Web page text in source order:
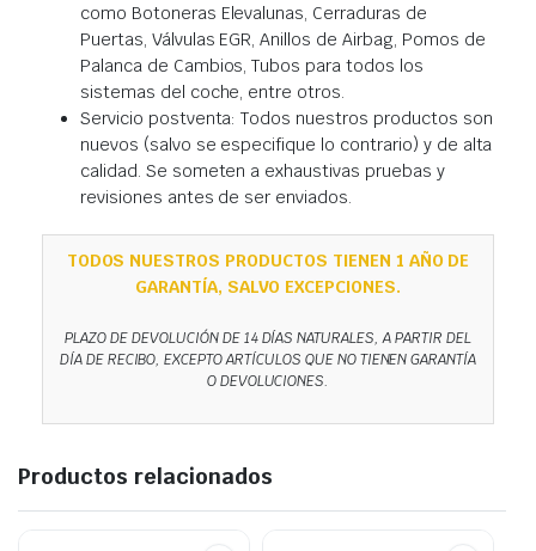
como Botoneras Elevalunas, Cerraduras de
Puertas, Válvulas EGR, Anillos de Airbag, Pomos de
Palanca de Cambios, Tubos para todos los
sistemas del coche, entre otros.
Servicio postventa: Todos nuestros productos son
nuevos (salvo se especifique lo contrario) y de alta
calidad. Se someten a exhaustivas pruebas y
revisiones antes de ser enviados.
TODOS NUESTROS PRODUCTOS TIENEN 1 AÑO DE
GARANTÍA, SALVO EXCEPCIONES.
PLAZO DE DEVOLUCIÓN DE 14 DÍAS NATURALES, A PARTIR DEL
DÍA DE RECIBO, EXCEPTO ARTÍCULOS QUE NO TIENEN GARANTÍA
O DEVOLUCIONES.
Productos relacionados